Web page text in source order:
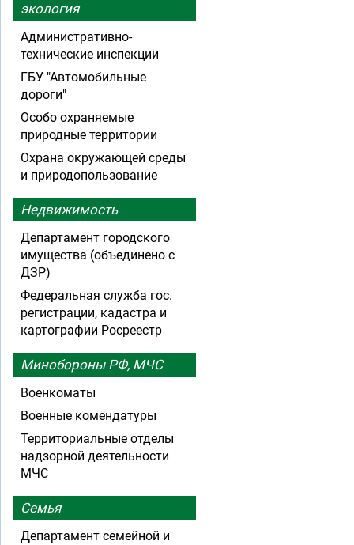
экология
Административно-
технические инспекции
ГБУ "Автомобильные
дороги"
Особо охраняемые
природные территории
Охрана окружающей среды
и природопользование
Недвижимость
Департамент городского
имущества (объединено с
ДЗР)
Федеральная служба гос.
регистрации, кадастра и
картографии Росреестр
Минобороны РФ, МЧС
Военкоматы
Военные комендатуры
Территориальные отделы
надзорной деятельности
МЧС
Семья
Департамент семейной и